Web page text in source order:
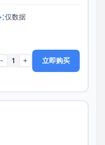
仅数据
- 1 + 立即购买